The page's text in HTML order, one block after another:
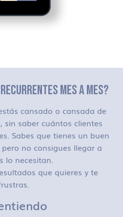
MES A MES?
cansado o cansada de
sin saber cuántos clientes
Sabes que tienes un buen
no consigues llegar a
lo necesitan.
que quieres y te